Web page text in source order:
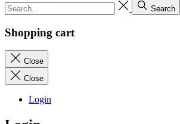
Search
Shopping cart
Close
Close
Login